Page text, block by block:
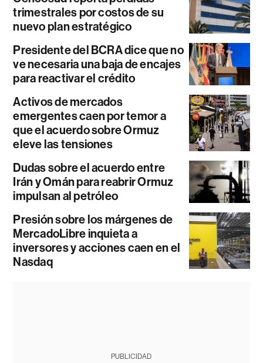
trimestrales por costos de su
nuevo plan estratégico
Presidente del BCRA dice que no
ve necesaria una baja de encajes
para reactivar el crédito
Activos de mercados
emergentes caen por temor a
que el acuerdo sobre Ormuz
eleve las tensiones
Dudas sobre el acuerdo entre
Irán y Omán para reabrir Ormuz
impulsan al petróleo
Presión sobre los márgenes de
MercadoLibre inquieta a
inversores y acciones caen en el
Nasdaq
PUBLICIDAD